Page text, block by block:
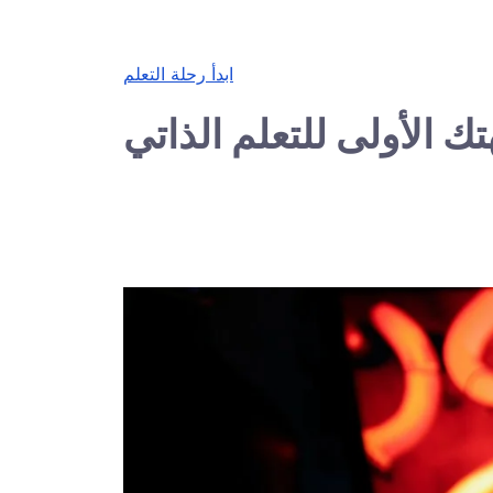
ابدأ رحلة التعلم
الأولى للتعلم الذاتي